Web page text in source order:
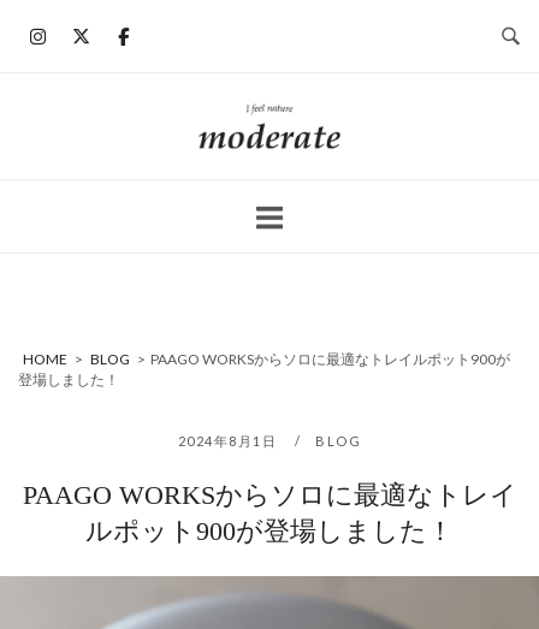
ホ
ー
HOME > BLOG > PAAGO WORKSからソロに最適なトレイルポット900が
登場しました！
2024年8月1日 BLOG
PAAGO WORKSからソロに最適なトレイ
ルポット900が登場しました！